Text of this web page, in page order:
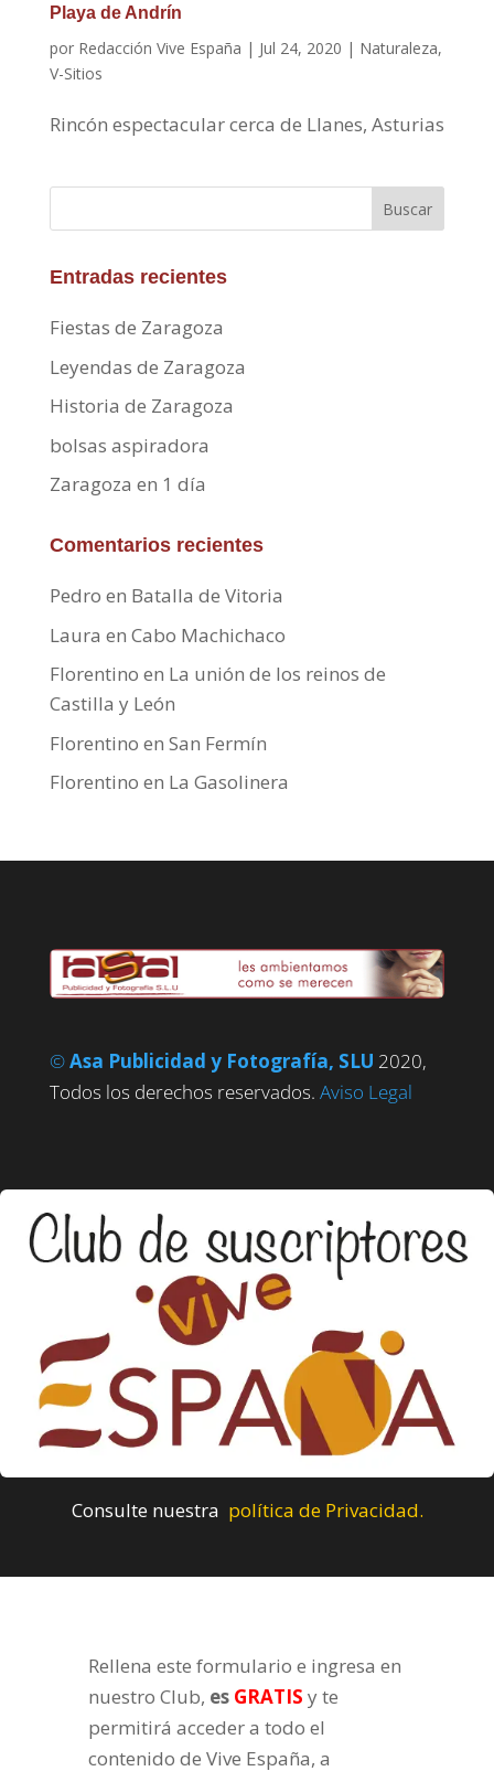
Playa de Andrín
por Redacción Vive España | Jul 24, 2020 | Naturaleza,
V-Sitios
Rincón espectacular cerca de Llanes, Asturias
Buscar
Entradas recientes
Fiestas de Zaragoza
Leyendas de Zaragoza
Historia de Zaragoza
bolsas aspiradora
Zaragoza en 1 día
Comentarios recientes
Pedro en Batalla de Vitoria
Laura en Cabo Machichaco
Florentino en La unión de los reinos de
Castilla y León
Florentino en San Fermín
Florentino en La Gasolinera
©Asa Publicidad y Fotografía, SLU 2020,
Todos los derechos reservados. Aviso Legal
Consulte nuestra política de Privacidad.
Rellena este formulario e ingresa en
nuestro Club, es GRATIS y te
permitirá acceder a todo el
contenido de Vive España, a